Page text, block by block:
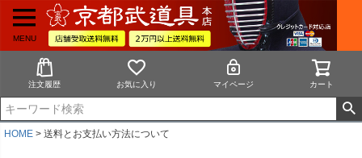
MENU
注文履歴 お気に入り マイページ カート
HOME 送料とお支払い方法について